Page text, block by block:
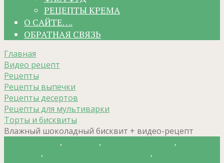
РЕЦЕПТЫ КРЕМА
О САЙТЕ….
ОБРАТНАЯ СВЯЗЬ
Главная
Видео рецепт
Рецепты
Рецепты выпечки
Рецепты десертов
Рецепты для мультиварки
Торты и бисквиты
Влажный шоколадный бисквит + видео-рецепт
, , ,
, ,